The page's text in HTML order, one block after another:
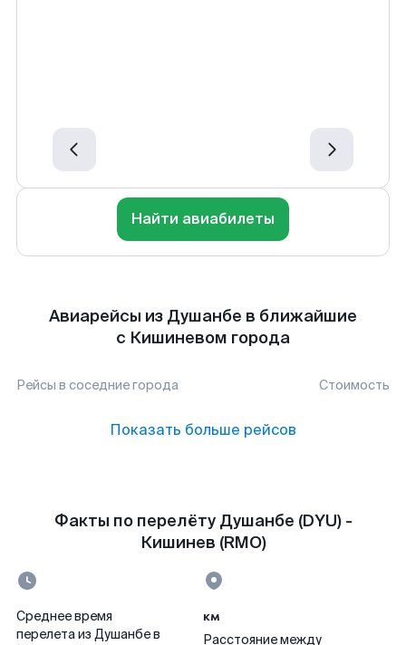
Найти авиабилеты
Авиарейсы из Душанбе в ближайшие
с Кишиневом города
Рейсы в соседние города Стоимость
Показать больше рейсов
Факты по перелёту Душанбе (DYU) -
Кишинев (RMO)
Среднее время
перелета из Душанбе в
км
Расстояние между